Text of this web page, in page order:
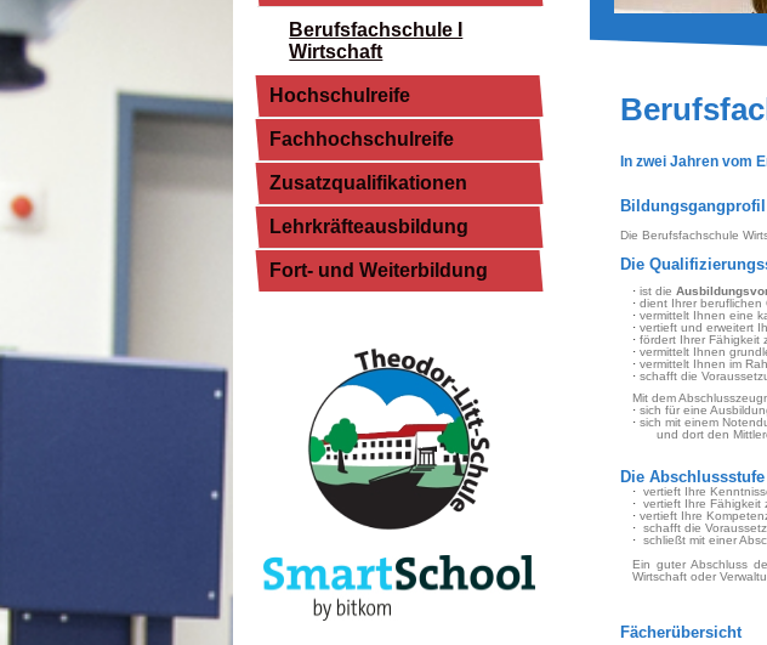
In zwei Jahren vom
Bildungsgangprofil
Die Berufsfachschule
Die
· ist die
· dient Ihrer beruflichen
· vermittelt Ihnen eine
· vertieft und erweitert
· fördert Ihrer Fähigkeit
· vermittelt Ihnen
· vermittelt Ihnen im
· schafft die
Mit dem
· sich für eine
· sich mit einem
und dort den
Die
· vertieft Ihre
· vertieft Ihre Fähigkeit
· vertieft Ihre
· schafft die
· schließt mit einer
Ein guter Abschluss
Wirtschaft oder
Fächerübersicht
Berufsfachschule I
Wirtschaft
Hochschulreife
Fachhochschulreife
Zusatzqualifikationen
Lehrkräfteausbildung
Fort- und Weiterbildung